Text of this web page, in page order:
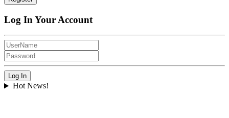
Log In Your Account
Hot News!